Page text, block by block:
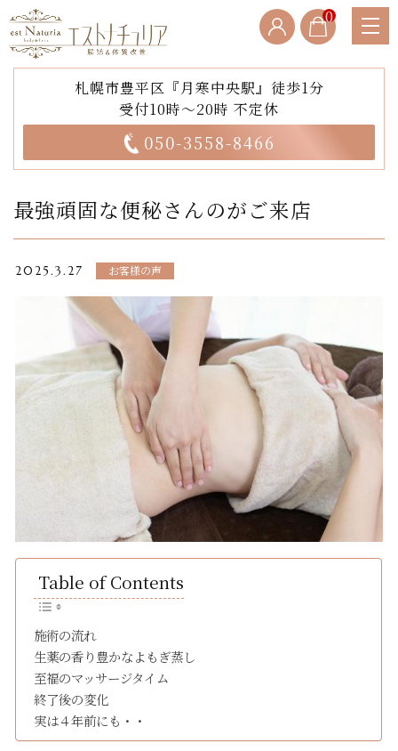
札幌市豊平区『月寒中央駅』徒歩1分
受付10時～20時 不定休
050-3558-8466
0
最強頑固な便秘さんのがご来店
2025.3.27 お客様の声
Table of Contents
施術の流れ
生薬の香り豊かなよもぎ蒸し
至福のマッサージタイム
終了後の変化
実は４年前にも・・